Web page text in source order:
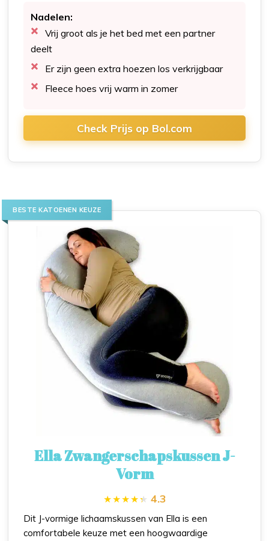
Nadelen:
Vrij groot als je het bed met een partner
deelt
Er zijn geen extra hoezen los verkrijgbaar
Fleece hoes vrij warm in zomer
Check Prijs op Bol.com
BESTE KATOENEN KEUZE
Ella Zwangerschapskussen J-
Vorm
4.3
Dit J-vormige lichaamskussen van Ella is een
comfortabele keuze met een hoogwaardige